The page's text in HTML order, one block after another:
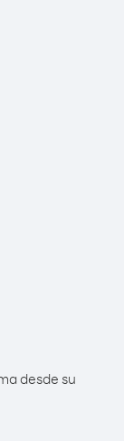
desde su